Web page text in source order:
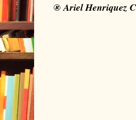
® Ariel Henriquez